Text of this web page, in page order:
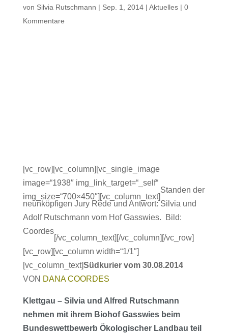
von Silvia Rutschmann | Sep. 1, 2014| Aktuelles| 0
Kommentare
[vc_row][vc_column][vc_single_image
image=“1938″ img_link_target=“_self“
img_size=“700×450″][vc_column_text]
Standen der
neunköpfigen Jury Rede und Antwort: Silvia und
Adolf Rutschmann vom Hof Gasswies. Bild:
Coordes
[/vc_column_text][/vc_column][/vc_row]
[vc_row][vc_column width=“1/1″]
[vc_column_text]Südkurier vom 30.08.2014
VON DANA COORDES
Klettgau – Silvia und Alfred Rutschmann
nehmen mit ihrem Biohof Gasswies beim
Bundeswettbewerb Ökologischer Landbau teil